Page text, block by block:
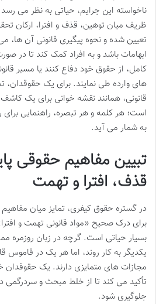
ناخواسته این جرایم، حیاتی به نظر می
ظریف میان توهین، قذف و افترا، ارکان
تعیین شده و نحوه پیگیری قانونی آن ها،
ابهامات باشد و به افراد کمک کند تا در
کامل، از حقوق خود دفاع کنند یا مسیر
های وارده طی نمایند. برای یک حقوقدان،
قانونی، همانند نقشه خوانی برای یک
است؛ هر کلمه و هر تبصره، راهنمایی
به شمار می آید.
تبیین مفاهیم حقوقی
قذف، افترا و تهمت
در گستره حقوق کیفری، تمایز میان
برای درک صحیح «مواد قانونی تهمت و
بسیار حیاتی است. گرچه در زبان روزمره
یکدیگر به کار روند، اما هر یک در قاموس
مجازات های متمایزی دارند. یک حقوقدان
تأکید می کند تا از خلط مبحث و سردرگمی
جلوگیری شود.